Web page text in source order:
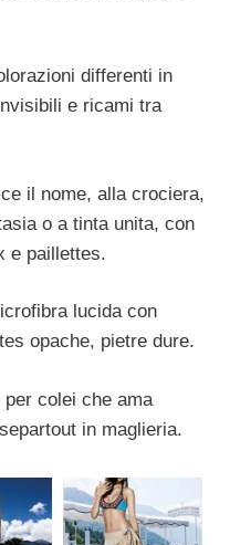
differenti in
e ricami tra
il nome, alla crociera,
o a tinta unita, con
e paillettes.
lucida con
opache, pietre dure.
colei che ama
in maglieria.